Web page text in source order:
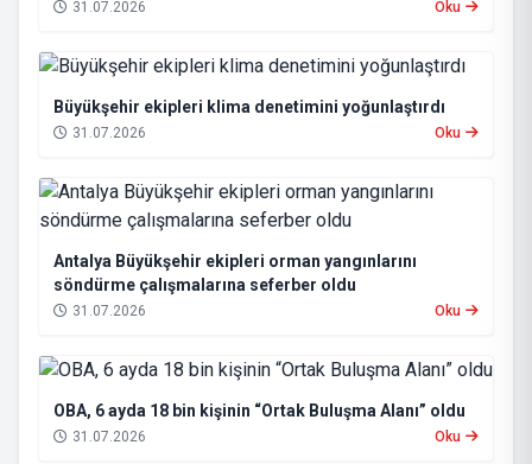
31.07.2026 Oku
Büyükşehir ekipleri klima denetimini yoğunlaştırdı
31.07.2026 Oku
Antalya Büyükşehir ekipleri orman yangınlarını
söndürme çalışmalarına seferber oldu
31.07.2026 Oku
OBA, 6 ayda 18 bin kişinin “Ortak Buluşma Alanı” oldu
31.07.2026 Oku